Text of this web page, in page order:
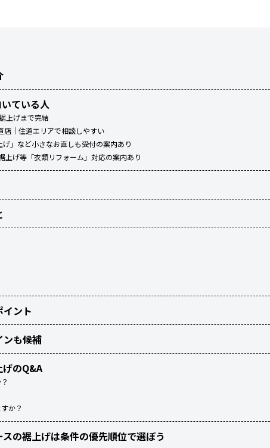
ている人
上げまで完結
店｜住道エリアで相談しやすい
」など小さなお直しも受付の案内あり
上げ等「衣類リフォーム」対応の案内あり
ント
ンも候補
げのQ&A
か？
の裾上げは条件の優先順位で選ぼう